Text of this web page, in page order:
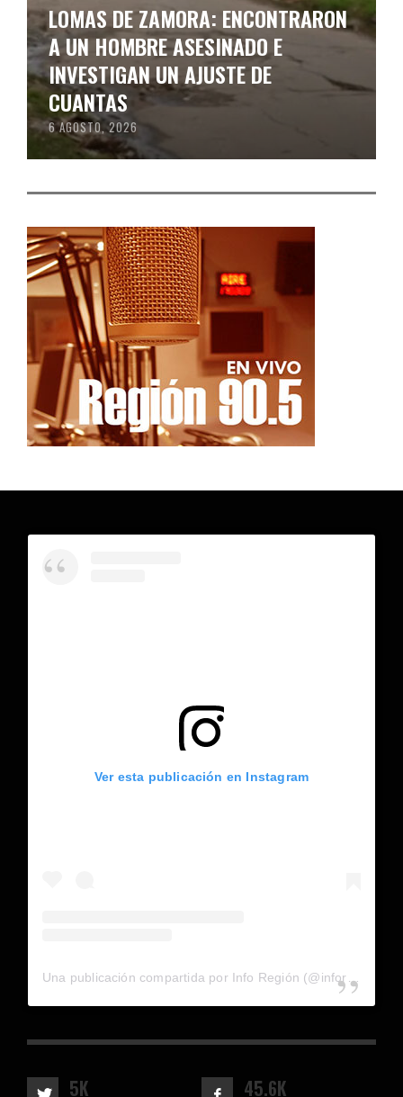
LOMAS DE ZAMORA: ENCONTRARON
A UN HOMBRE ASESINADO E
INVESTIGAN UN AJUSTE DE
CUANTAS
6 AGOSTO, 2026
Ver esta publicación en Instagram
Una publicación compartida por Info Región (@inforegion_redes)
5K 45.6K